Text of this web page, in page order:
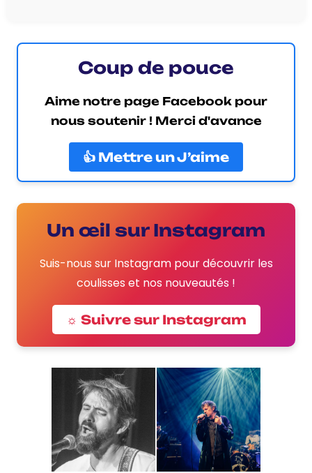
Coup de pouce
Aime notre page Facebook pour
nous soutenir ! Merci d'avance
👍 Mettre un J’aime
Un œil sur Instagram
Suis-nous sur Instagram pour découvrir les
coulisses et nos nouveautés !
☼ Suivre sur Instagram